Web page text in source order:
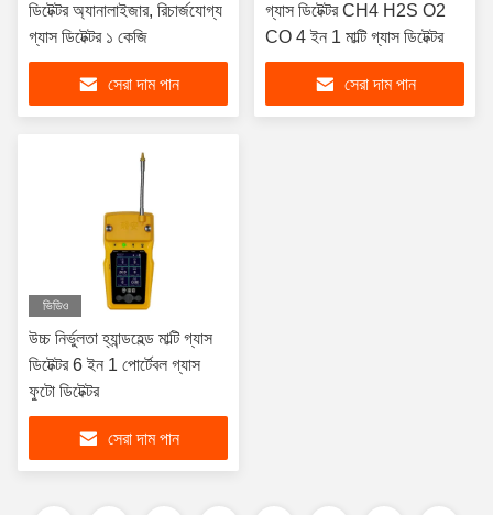
ডিটেক্টর অ্যানালাইজার, রিচার্জযোগ্য
গ্যাস ডিটেক্টর ১ কেজি
সেরা দাম পান
গ্যাস ডিটেক্টর CH4 H2S O2
CO 4 ইন 1 মাল্টি গ্যাস ডিটেক্টর
সেরা দাম পান
ভিডিও
উচ্চ নির্ভুলতা হ্যান্ডহেল্ড মাল্টি গ্যাস
ডিটেক্টর 6 ইন 1 পোর্টেবল গ্যাস
ফুটো ডিটেক্টর
সেরা দাম পান